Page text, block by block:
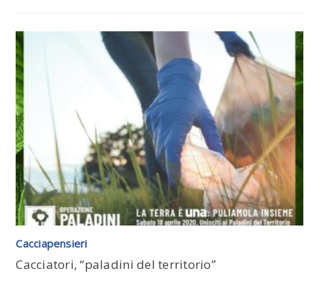
Leggi tutto l'articolo
Cacciapensieri
Cacciatori, “paladini del territorio”